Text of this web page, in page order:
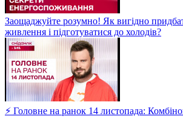
Заощаджуйте розумно! Як вигідно
живлення і підготуватися до холодів?
⚡ Головне на ранок 14 листопада: